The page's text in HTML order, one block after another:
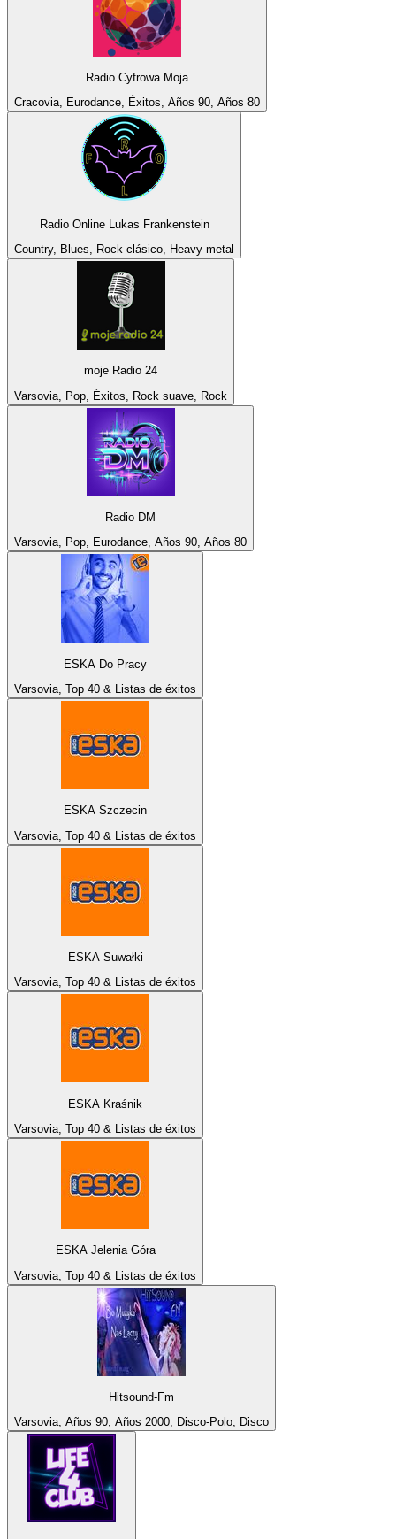
Radio Cyfrowa Moja
Cracovia, Eurodance, Éxitos, Años 90, Años 80
Radio Online Lukas Frankenstein
Country, Blues, Rock clásico, Heavy metal
moje Radio 24
Varsovia, Pop, Éxitos, Rock suave, Rock
Radio DM
Varsovia, Pop, Eurodance, Años 90, Años 80
ESKA Do Pracy
Varsovia, Top 40 & Listas de éxitos
ESKA Szczecin
Varsovia, Top 40 & Listas de éxitos
ESKA Suwałki
Varsovia, Top 40 & Listas de éxitos
ESKA Kraśnik
Varsovia, Top 40 & Listas de éxitos
ESKA Jelenia Góra
Varsovia, Top 40 & Listas de éxitos
Hitsound-Fm
Varsovia, Años 90, Años 2000, Disco-Polo, Disco